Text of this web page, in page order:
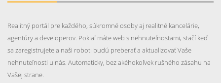
Realitný portál pre každého, súkromné osoby aj realitné kancelárie,
agentúry a developerov. Pokiaľ máte web s nehnuteľnostami, stačí keď
sa zaregistrujete a naši roboti budú preberať a aktualizovať Vaše
nehnuteľnosti u nás. Automaticky, bez akéhokoľvek rušného zásahu na
Vašej strane.